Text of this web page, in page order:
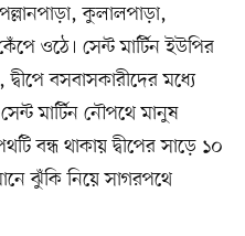
কুলালপাড়া,
ওঠে। সেন্ট মার্টিন ইউপির
বসবাসকারীদের মধ্যে
মার্টিন নৌপথে মানুষ
বন্ধ থাকায় দ্বীপের সাড়ে ১০
ঝুঁকি নিয়ে সাগরপথে